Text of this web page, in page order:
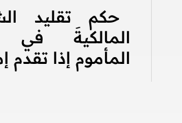
حكم تقليد
المالكيةَ
المأموم إذا تقدم